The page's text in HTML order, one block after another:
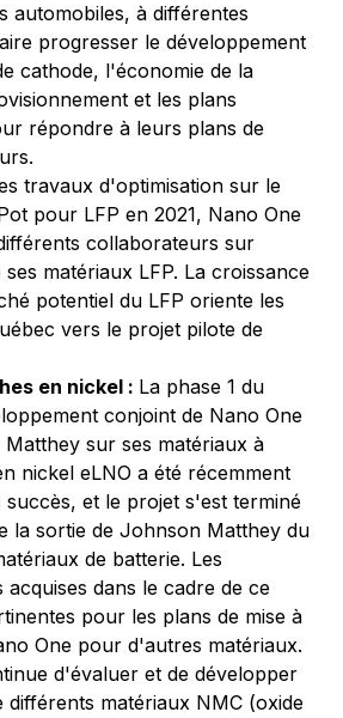
automobiles, à différentes
progresser le développement
cathode, l'économie de la
et les plans
répondre à leurs plans de
travaux d'optimisation sur le
pour LFP en 2021, Nano One
collaborateurs sur
matériaux LFP. La croissance
potentiel du LFP oriente les
vers le projet pilote de
en nickel : La phase 1 du
conjoint de Nano One
sur ses matériaux à
nickel eLNO a été récemment
succès, et le projet s'est terminé
la sortie de Johnson Matthey du
de batterie. Les
acquises dans le cadre de ce
pour les plans de mise à
One pour d'autres matériaux.
d'évaluer et de développer
différents matériaux NMC (oxide